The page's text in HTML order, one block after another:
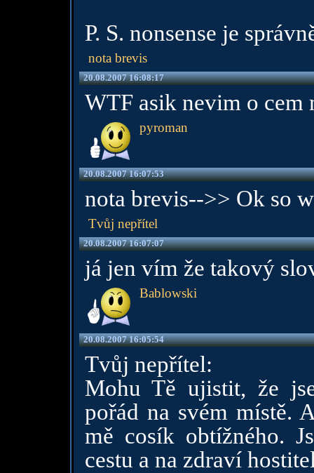
P. S. nonsense je
nota brevis
20.08.2007 16:08:17
WTF asik nevim o cem
pyroman
20.08.2007 16:07:53
nota brevis-->> Ok so
Tvůj nepřítel
20.08.2007 16:07:07
já jen vím že takový
Bablowski
20.08.2007 16:05:54
Tvůj nepřítel:
Mohu Tě ujistit, že
pořád na svém místě.
mě cosík obtížného.
cestu a na zdraví